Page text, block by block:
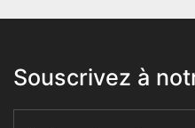
Souscrivez à